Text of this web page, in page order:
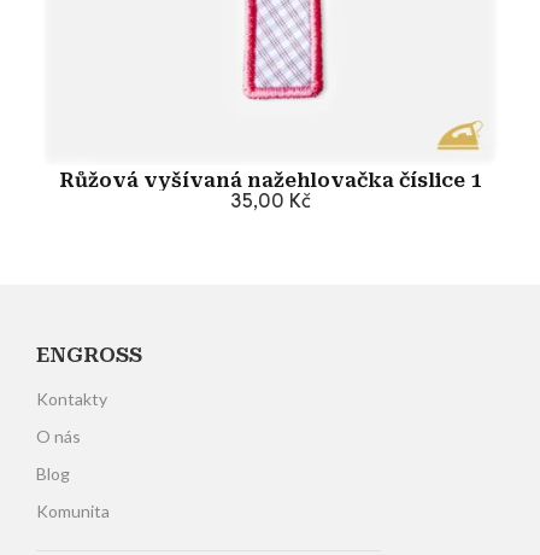
Růžová vyšívaná nažehlovačka číslice 1
35,00 Kč
Přidat do košíku
ENGROSS
Kontakty
O nás
Blog
Komunita